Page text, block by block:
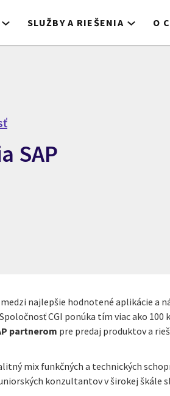
SLUŽBY A RIEŠENIA O
SAP
najlepšie hodnotené aplikácie a
CGI ponúka tím viac ako
partnerom pre predaj produktov a
mix funkčných a technických
konzultantov v širokej škále